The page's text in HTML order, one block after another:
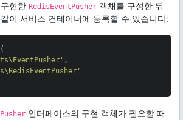
현한 RedisEventPusher 객채를 구성한 뒤
이 서비스 컨테이너에 등록할 수 있습니다:
,
인터페이스의 구현 객체가 필요할 때